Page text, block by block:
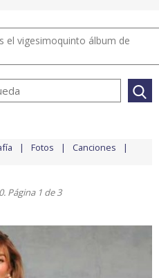
el vigesimoquinto álbum de
Fotos Canciones
Página 1 de 3